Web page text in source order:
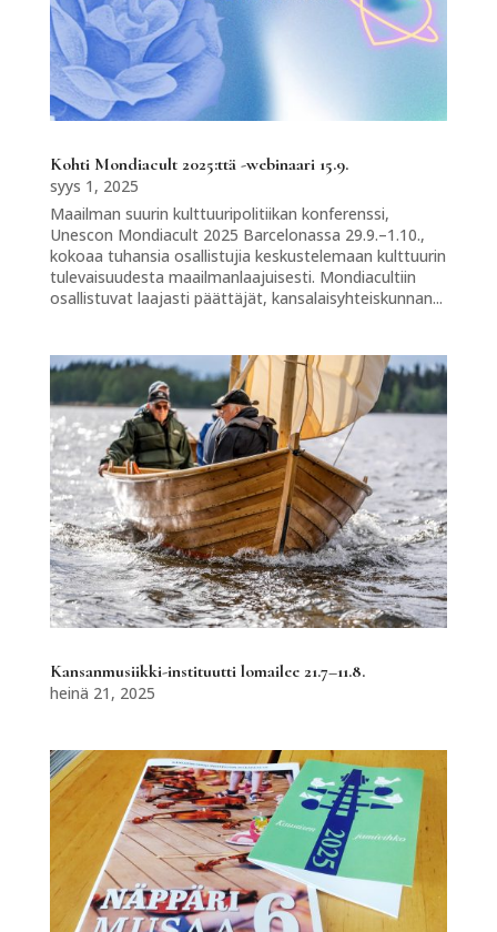
Kohti Mondiacult 2025:ttä -webinaari 15.9.
syys 1, 2025
Maailman suurin kulttuuripolitiikan konferenssi,
Unescon Mondiacult 2025 Barcelonassa 29.9.–1.10.,
kokoaa tuhansia osallistujia keskustelemaan kulttuurin
tulevaisuudesta maailmanlaajuisesti. Mondiacultiin
osallistuvat laajasti päättäjät, kansalaisyhteiskunnan...
Kansanmusiikki-instituutti lomailee 21.7–11.8.
heinä 21, 2025